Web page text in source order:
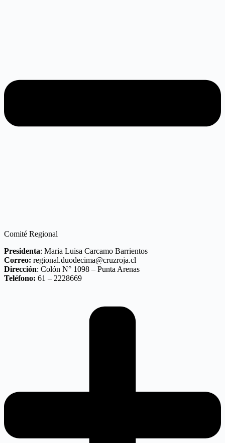
Comité Regional
Presidenta: Maria Luisa Carcamo Barrientos
Correo: regional.duodecima@cruzroja.cl
Dirección: Colón N° 1098 – Punta Arenas
Teléfono: 61 – 2228669